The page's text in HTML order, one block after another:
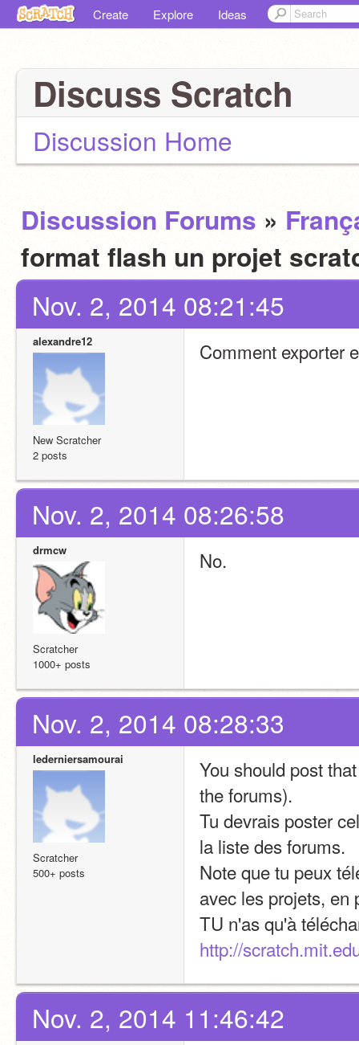
Create Explore Ideas
Discuss Scratch
Discussion Home
Discussion Forums »
format flash un projet
Nov. 2, 2014 08:21:45
alexandre12
New Scratcher
2 posts
Comment exporter
Nov. 2, 2014 08:26:58
drmcw
Scratcher
1000+ posts
No.
Nov. 2, 2014 08:28:33
lederniersamourai
Scratcher
500+ posts
You should post
the forums).
Tu devrais poster
la liste des forums.
Note que tu peux
avec les projets, en
http://
Nov. 2, 2014 11:46:42